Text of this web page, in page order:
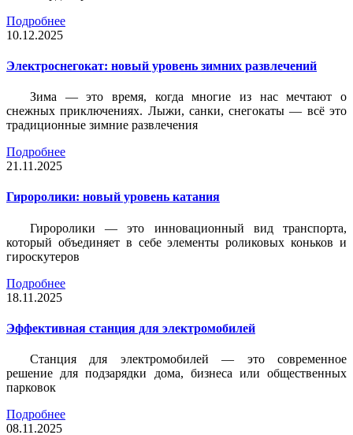
Подробнее
10.12.2025
Электроснегокат: новый уровень зимних развлечений
Зима — это время, когда многие из нас мечтают о
снежных приключениях. Лыжи, санки, снегокаты — всё это
традиционные зимние развлечения
Подробнее
21.11.2025
Гироролики: новый уровень катания
Гироролики — это инновационный вид транспорта,
который объединяет в себе элементы роликовых коньков и
гироскутеров
Подробнее
18.11.2025
Эффективная станция для электромобилей
Станция для электромобилей — это современное
решение для подзарядки дома, бизнеса или общественных
парковок
Подробнее
08.11.2025